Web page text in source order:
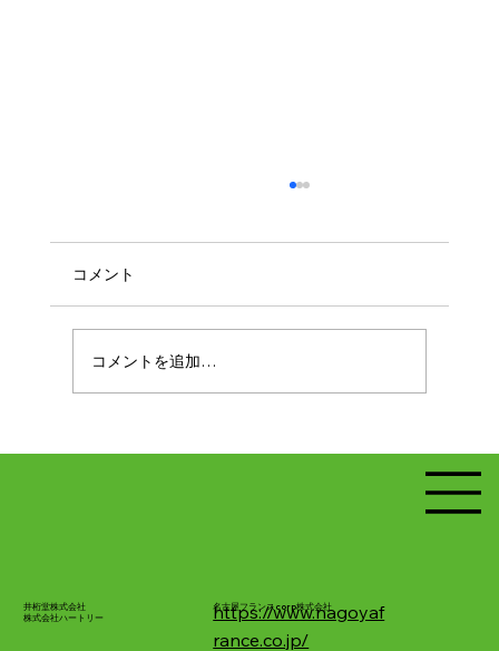
コメント
コメントを追加…
井桁堂株式会社
株式会社ハートリー
名古屋フランスcorp株式会社
https://www.nagoyaf
rance.co.jp/